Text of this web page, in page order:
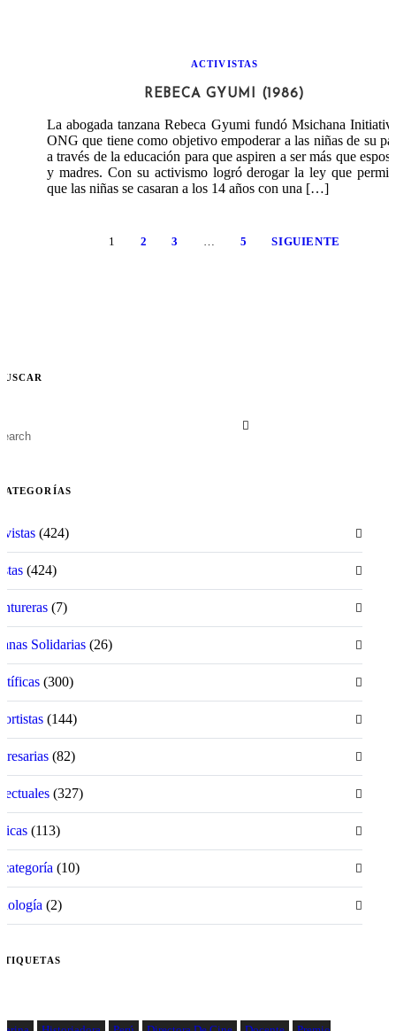
ACTIVISTAS
REBECA GYUMI (1986)
La abogada tanzana Rebeca Gyumi fundó Msichana
ONG que tiene como objetivo empoderar a las niñas de su
a través de la educación para que aspiren a ser más que
y madres. Con su activismo logró derogar la ley que
que las niñas se casaran a los 14 años con una […]
1 2 3 … 5 SIGUIENTE
(424)
(424)
(7)
Solidarias (26)
(300)
(144)
(82)
(327)
(113)
(10)
(2)